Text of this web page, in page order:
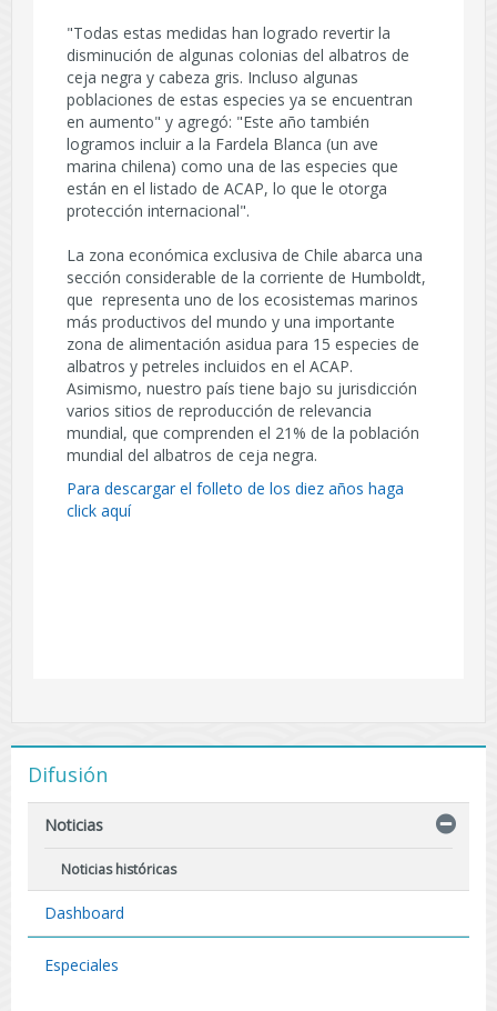
"Todas estas medidas han logrado revertir la
disminución de algunas colonias del albatros de
ceja negra y cabeza gris. Incluso algunas
poblaciones de estas especies ya se encuentran
en aumento" y agregó: "Este año también
logramos incluir a la Fardela Blanca (un ave
marina chilena) como una de las especies que
están en el listado de ACAP, lo que le otorga
protección internacional".
La zona económica exclusiva de Chile abarca una
sección considerable de la corriente de Humboldt,
que representa uno de los ecosistemas marinos
más productivos del mundo y una importante
zona de alimentación asidua para 15 especies de
albatros y petreles incluidos en el ACAP.
Asimismo, nuestro país tiene bajo su jurisdicción
varios sitios de reproducción de relevancia
mundial, que comprenden el 21% de la población
mundial del albatros de ceja negra.
Para descargar el folleto de los diez años haga
click aquí
Difusión
Noticias
Noticias históricas
Dashboard
Especiales